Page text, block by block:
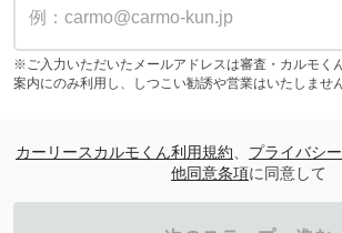
※ご入力いただいたメールアドレスは審査・カルモく
案内にのみ利用し、しつこい勧誘や営業はいたしません
カーリースカルモくん利用規約 プライバシ
他同意条項に同意して